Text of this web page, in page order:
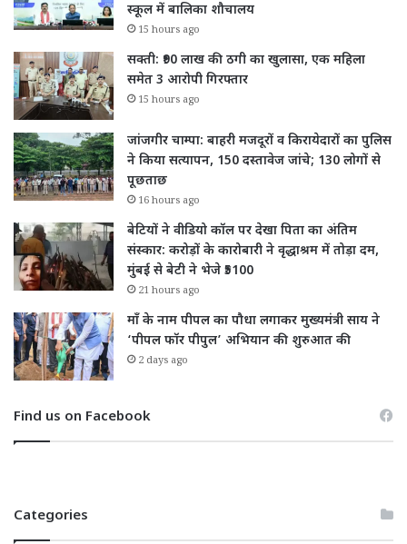
स्कूल में बालिका शौचालय
15 hours ago
सक्ती: ₹90 लाख की ठगी का खुलासा, एक महिला
समेत 3 आरोपी गिरफ्तार
15 hours ago
जांजगीर चाम्पा: बाहरी मजदूरों व किरायेदारों का पुलिस
ने किया सत्यापन, 150 दस्तावेज जांचे; 130 लोगों से
पूछताछ
16 hours ago
बेटियों ने वीडियो कॉल पर देखा पिता का अंतिम
संस्कार: करोड़ों के कारोबारी ने वृद्धाश्रम में तोड़ा दम,
मुंबई से बेटी ने भेजे ₹5100
21 hours ago
माँ के नाम पीपल का पौधा लगाकर मुख्यमंत्री साय ने
‘पीपल फॉर पीपुल’ अभियान की शुरुआत की
2 days ago
Find us on Facebook
Categories